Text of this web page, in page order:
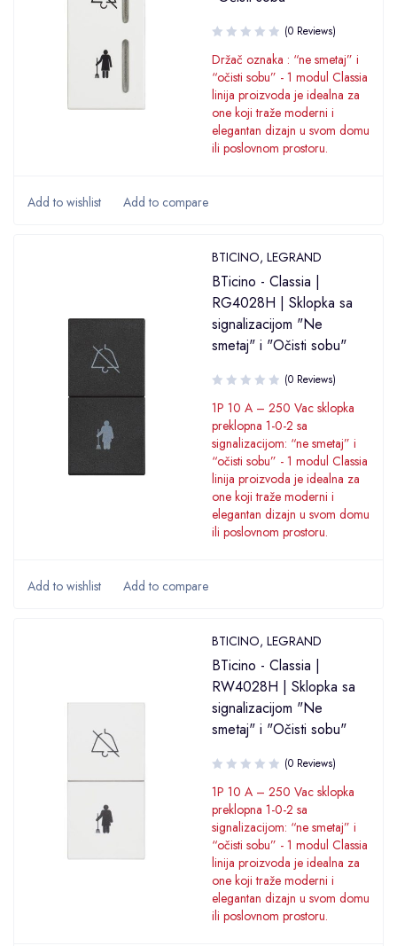
(0 Reviews)
Držač oznaka : “ne smetaj” i
“očisti sobu” - 1 modul Classia
linija proizvoda je idealna za
one koji traže moderni i
elegantan dizajn u svom domu
ili poslovnom prostoru.
BTICINO, LEGRAND
BTicino - Classia |
RG4028H | Sklopka sa
signalizacijom "Ne
smetaj" i "Očisti sobu"
(0 Reviews)
1P 10 A – 250 Vac sklopka
preklopna 1-0-2 sa
signalizacijom: “ne smetaj” i
“očisti sobu” - 1 modul Classia
linija proizvoda je idealna za
one koji traže moderni i
elegantan dizajn u svom domu
ili poslovnom prostoru.
BTICINO, LEGRAND
BTicino - Classia |
RW4028H | Sklopka sa
signalizacijom "Ne
smetaj" i "Očisti sobu"
(0 Reviews)
1P 10 A – 250 Vac sklopka
preklopna 1-0-2 sa
signalizacijom: “ne smetaj” i
“očisti sobu” - 1 modul Classia
linija proizvoda je idealna za
one koji traže moderni i
elegantan dizajn u svom domu
ili poslovnom prostoru.